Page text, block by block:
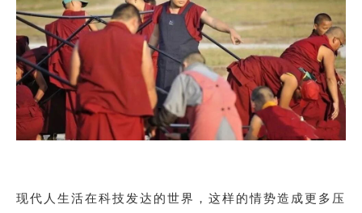
现代人生活在科技发达的世界，这样的情势造成更多压